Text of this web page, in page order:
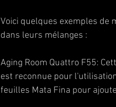
Voici quelques exemples de
dans leurs mélanges :
Aging Room Quattro F55:
est reconnue pour
feuilles Mata Fina pour